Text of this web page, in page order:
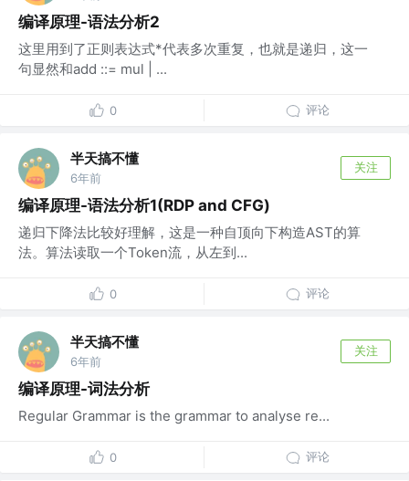
编译原理-语法分析2
这里用到了正则表达式*代表多次重复，也就是递归，这一
句显然和add ::= mul | ...
0 评论
半天搞不懂
6年前
关注
编译原理-语法分析1(RDP and CFG)
递归下降法比较好理解，这是一种自顶向下构造AST的算
法。算法读取一个Token流，从左到...
0 评论
半天搞不懂
6年前
关注
编译原理-词法分析
Regular Grammar is the grammar to analyse re...
0 评论